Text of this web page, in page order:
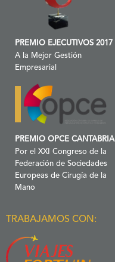
PREMIO EJECUTIVOS 2017
A la Mejor Gestión
Empresarial
PREMIO OPCE CANTABRIA
Por el XXI Congreso de la
Federación de Sociedades
Europeas de Cirugía de la
Mano
TRABAJAMOS CON: